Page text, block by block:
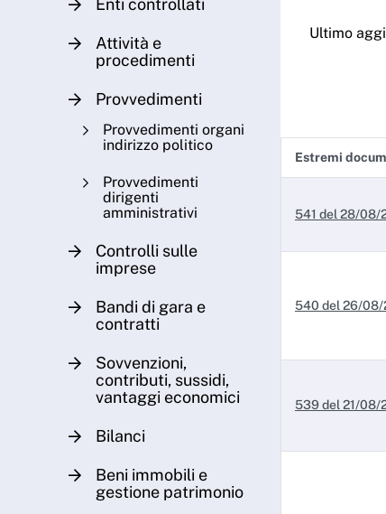
Enti controllati
Attività e
procedimenti
Provvedimenti
Provvedimenti organi
indirizzo politico
Provvedimenti
dirigenti
amministrativi
Controlli sulle
imprese
Bandi di gara e
contratti
Sovvenzioni,
contributi, sussidi,
vantaggi economici
Bilanci
Beni immobili e
gestione patrimonio
Ultimo
Estremi
541 del 28/08/
540 del 26/
539 del 21/08/